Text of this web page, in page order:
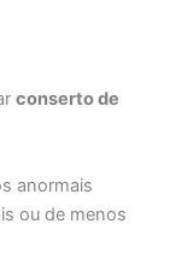
conserto de
anormais
ou de menos